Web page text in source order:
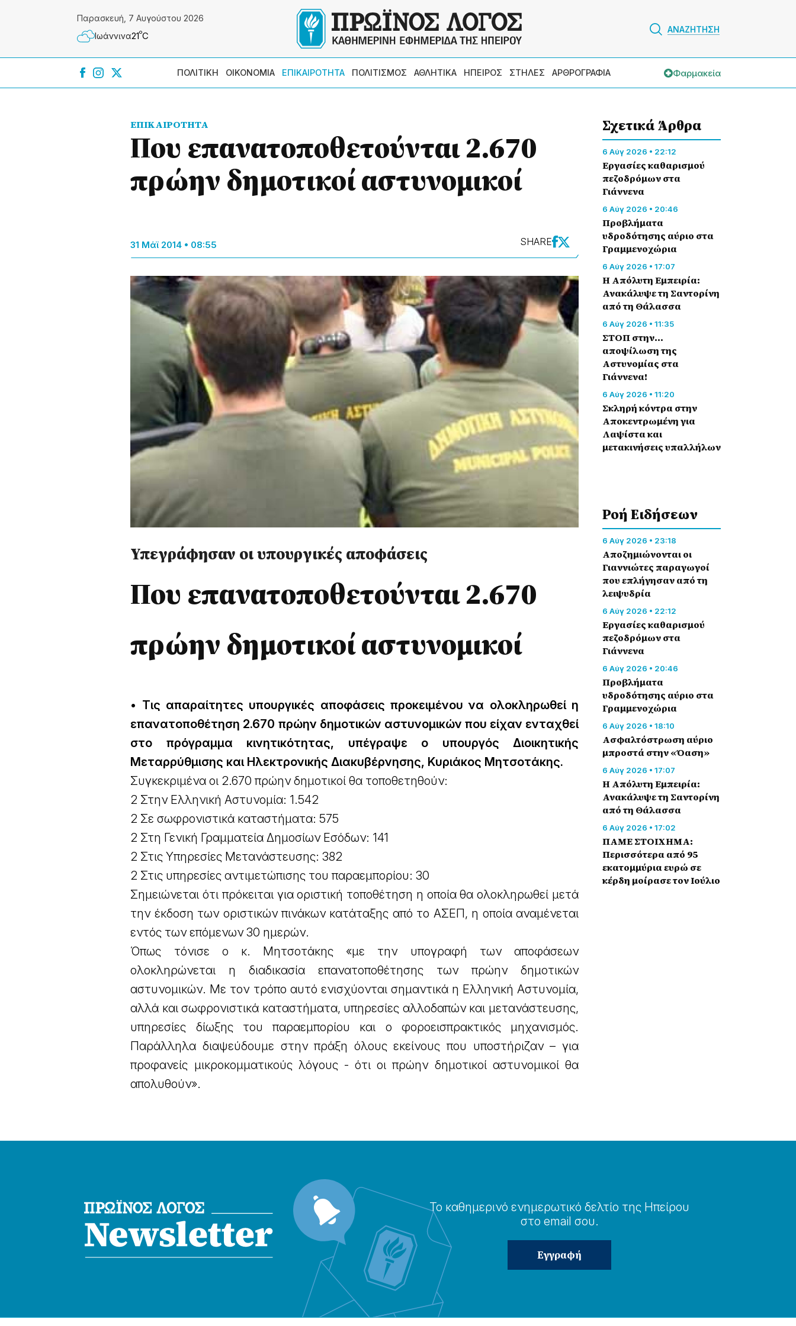
Παρασκευή, 7 Αυγούστου 2026
Ιωάννɩνα21ºC
ΑΝΑΖΗΤΗΣΗ
ΠΟΛΙΤΙΚΗ ΟΙΚΟΝΟΜΙΑ ΕΠΙΚΑΙΡΟΤΗΤΑ ΠΟΛΙΤΙΣΜΟΣ ΑΘΛΗΤΙΚΑ ΗΠΕΙΡΟΣ ΣΤΗΛΕΣ ΑΡΘΡΟΓΡΑΦΙΑ Φαρμακεία
ΕΠΙΚΑΙΡΟΤΗΤΑ
Που επανατοποθετούνται 2.670
πρώην δημοτικοί αστυνομικοί
31 Μάϊ 2014 • 08:55 SHARE
Υπεγράφησαν οι υπουργικές αποφάσεις
Που επανατοποθετούνται 2.670
πρώην δημοτικοί αστυνομικοί
• Τις απαραίτητες υπουργικές αποφάσεις προκειμένου να ολοκληρωθεί η
επανατοποθέτηση 2.670 πρώην δημοτικών αστυνομικών που είχαν ενταχθεί
στο πρόγραμμα κινητικότητας, υπέγραψε ο υπουργός Διοικητικής
Μεταρρύθμισης και Ηλεκτρονικής Διακυβέρνησης, Κυριάκος Μητσοτάκης.
Συγκεκριμένα οι 2.670 πρώην δημοτικοί θα τοποθετηθούν:
2 Στην Ελληνική Αστυνομία: 1.542
2 Σε σωφρονιστικά καταστήματα: 575
2 Στη Γενική Γραμματεία Δημοσίων Εσόδων: 141
2 Στις Υπηρεσίες Μετανάστευσης: 382
2 Στις υπηρεσίες αντιμετώπισης του παραεμπορίου: 30
Σημειώνεται ότι πρόκειται για οριστική τοποθέτηση η οποία θα ολοκληρωθεί μετά
την έκδοση των οριστικών πινάκων κατάταξης από το ΑΣΕΠ, η οποία αναμένεται
εντός των επόμενων 30 ημερών.
Όπως τόνισε ο κ. Μητσοτάκης «με την υπογραφή των αποφάσεων
ολοκληρώνεται η διαδικασία επανατοποθέτησης των πρώην δημοτικών
αστυνομικών. Με τον τρόπο αυτό ενισχύονται σημαντικά η Ελληνική Αστυνομία,
αλλά και σωφρονιστικά καταστήματα, υπηρεσίες αλλοδαπών και μετανάστευσης,
υπηρεσίες δίωξης του παραεμπορίου και ο φοροεισπρακτικός μηχανισμός.
Παράλληλα διαψεύδουμε στην πράξη όλους εκείνους που υποστήριζαν – για
προφανείς μικροκομματικούς λόγους - ότι οι πρώην δημοτικοί αστυνομικοί θα
απολυθούν».
Σχετικά Άρθρα
6 Αύγ 2026 • 22:12
Εργασίες καθαρισμού
πεζοδρόμων στα
Γιάννενα
6 Αύγ 2026 • 20:46
Προβλήματα
υδροδότησης αύριο στα
Γραμμενοχώρια
6 Αύγ 2026 • 17:07
Η Απόλυτη Εμπειρία:
Ανακάλυψε τη Σαντορίνη
από τη Θάλασσα
6 Αύγ 2026 • 11:35
ΣΤΟΠ στην…
αποψίλωση της
Αστυνομίας στα
Γιάννενα!
6 Αύγ 2026 • 11:20
Σκληρή κόντρα στην
Αποκεντρωμένη για
Λαψίστα και
μετακινήσεις υπαλλήλων
Ροή Eιδήσεων
6 Αύγ 2026 • 23:18
Αποζημιώνονται οι
Γιαννιώτες παραγωγοί
που επλήγησαν από τη
λειψυδρία
6 Αύγ 2026 • 22:12
Εργασίες καθαρισμού
πεζοδρόμων στα
Γιάννενα
6 Αύγ 2026 • 20:46
Προβλήματα
υδροδότησης αύριο στα
Γραμμενοχώρια
6 Αύγ 2026 • 18:10
Ασφαλτόστρωση αύριο
μπροστά στην «Όαση»
6 Αύγ 2026 • 17:07
Η Απόλυτη Εμπειρία:
Ανακάλυψε τη Σαντορίνη
από τη Θάλασσα
6 Αύγ 2026 • 17:02
ΠΑΜΕ ΣΤΟΙΧΗΜΑ:
Περισσότερα από 95
εκατομμύρια ευρώ σε
κέρδη μοίρασε τον Ιούλιο
Το καθημερɩνό ενημερωτɩκό δελτίο της Ηπείρου
στο email σου.